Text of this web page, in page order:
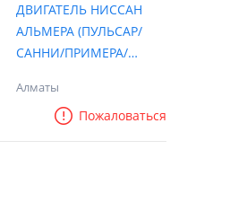
ДВИГАТЕЛЬ НИССАН
АЛЬМЕРА (ПУЛЬСАР/
САННИ/ПРИМЕРА/
КАШКАЙ/МИКРА)
Алматы
Пожаловаться